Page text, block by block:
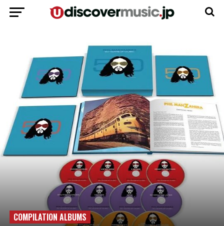
COMPILATION ALBUMS